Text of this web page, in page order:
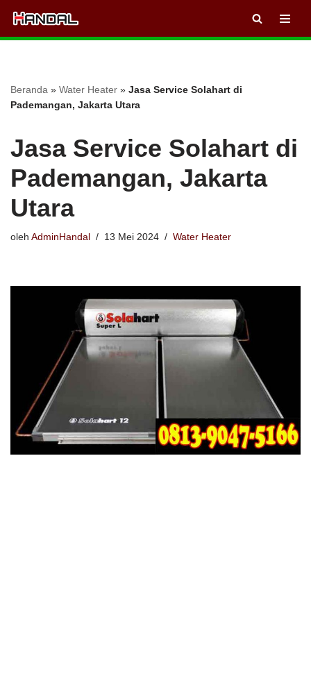
Lompat
Beranda » Water Heater » Jasa Service Solahart di
Pademangan, Jakarta Utara
Jasa Service Solahart di
Pademangan, Jakarta
Utara
oleh AdminHandal 13 Mei 2024 Water Heater